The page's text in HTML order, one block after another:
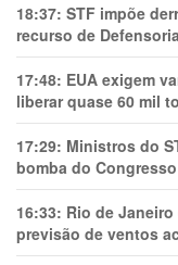
18:37: STF impõe
recurso de
17:48: EUA exigem
liberar quase 60 mil
17:29: Ministros do
bomba do
16:33: Rio de Janeiro
previsão de ventos